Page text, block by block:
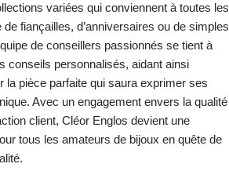
variées qui conviennent à toutes les
de fiançailles, d’anniversaires ou de simples
de conseillers passionnés se tient à
conseils personnalisés, aidant ainsi
la pièce parfaite qui saura exprimer ses
Avec un engagement envers la qualité
client, Cléor Englos devient une
tous les amateurs de bijoux en quête de